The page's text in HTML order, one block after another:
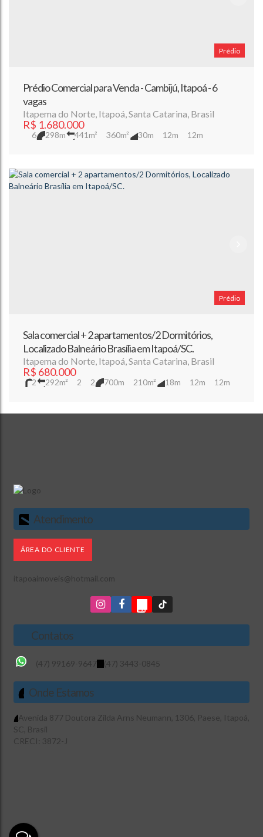
Prédio
Prédio Comercial para Venda - Cambijú, Itapoá - 6
vagas
R$ 1.680.000
Itapema do Norte, Itapoá,Santa Catarina, Brasil
6 298m 441m² 360m² 30m 12m 12m
Prédio
Sala comercial + 2 apartamentos/2 Dormitórios,
Localizado Balneário Brasília em Itapoá/SC.
R$ 680.000
Itapema do Norte, Itapoá,Santa Catarina, Brasil
2 292m² 2 2 700m 210m² 18m 12m 12m
Atendimento
ÁREA DO CLIENTE
itapoaimoveis@hotmail.com
Contatos
(47) 99169-9647 (47) 3443-0845
Onde Estamos
Avenida 877 Doutora Zilda Arns Neumann, 1306, Paese, Itapoá,
SC , Brasil
CRECI: 3872-J